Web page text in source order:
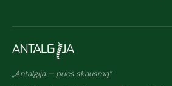
„Antalgija — prieš skausmą"